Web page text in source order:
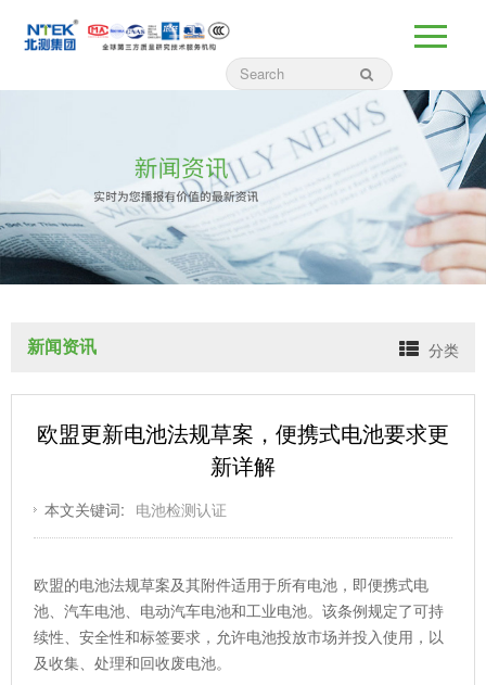
新闻资讯 分类
欧盟更新电池法规草案，便携式电池要求更
新详解
本文关键词: 电池检测认证
欧盟的电池法规草案及其附件适用于所有电池，即便携式电
池、汽车电池、电动汽车电池和工业电池。该条例规定了可持
续性、安全性和标签要求，允许电池投放市场并投入使用，以
及收集、处理和回收废电池。